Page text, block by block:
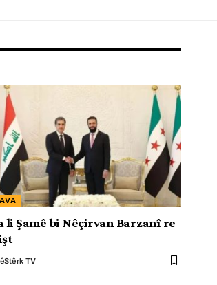
li Şamê bi Nêçirvan Barzanî re
Stêrk TV